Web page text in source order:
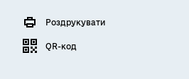
Роздрукувати
QR-код